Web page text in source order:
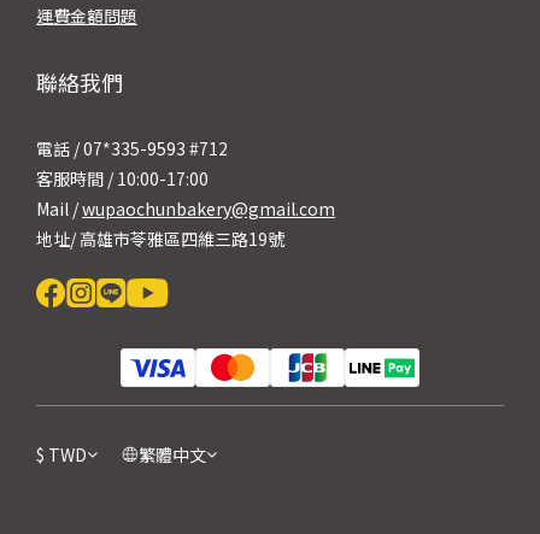
運費金額問題
聯絡我們
電話 / 07*335-9593 #712
客服時間 / 10:00-17:00
Mail /wupaochunbakery@gmail.com
地址/ 高雄市苓雅區四維三路19號
$ TWD 繁體中文